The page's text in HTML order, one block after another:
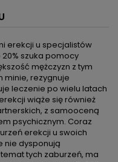
erekcji u specjalistów
20% szuka pomocy
mężczyzn z tym
minie, rezygnuje
leczenie po wielu latach
wiąże się również
z samooceną
psychicznym. Coraz
erekcji u swoich
nie dysponują
tych zaburzeń, ma